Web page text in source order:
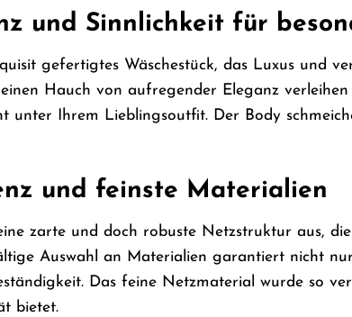
und Sinnlichkeit für
gefertigtes Wäschestück, das Luxus und
Hauch von aufregender Eleganz
unter Ihrem Lieblingsoutfit. Der Body
und feinste Materialien
zarte und doch robuste Netzstruktur aus,
Auswahl an Materialien garantiert nicht
Das feine Netzmaterial wurde so
bietet.